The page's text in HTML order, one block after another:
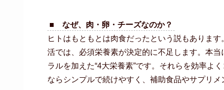
■ なぜ、肉・卵・チーズなのか？
ヒトはもともとは肉食だったという説もありま
活では、必須栄養素が決定的に不足します。本
ラルを加えた“4大栄養素”です。それらを効率よ
ならシンプルで続けやすく、補助食品やサプリ